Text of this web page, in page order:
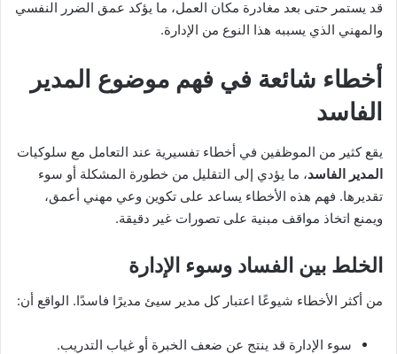
قد يستمر حتى بعد مغادرة مكان العمل، ما يؤكد عمق الضرر النفسي
والمهني الذي يسببه هذا النوع من الإدارة.
أخطاء شائعة في فهم موضوع المدير
الفاسد
يقع كثير من الموظفين في أخطاء تفسيرية عند التعامل مع سلوكيات
المدير الفاسد، ما يؤدي إلى التقليل من خطورة المشكلة أو سوء
تقديرها. فهم هذه الأخطاء يساعد على تكوين وعي مهني أعمق،
ويمنع اتخاذ مواقف مبنية على تصورات غير دقيقة.
الخلط بين الفساد وسوء الإدارة
من أكثر الأخطاء شيوعًا اعتبار كل مدير سيئ مديرًا فاسدًا. الواقع أن:
سوء الإدارة قد ينتج عن ضعف الخبرة أو غياب التدريب.